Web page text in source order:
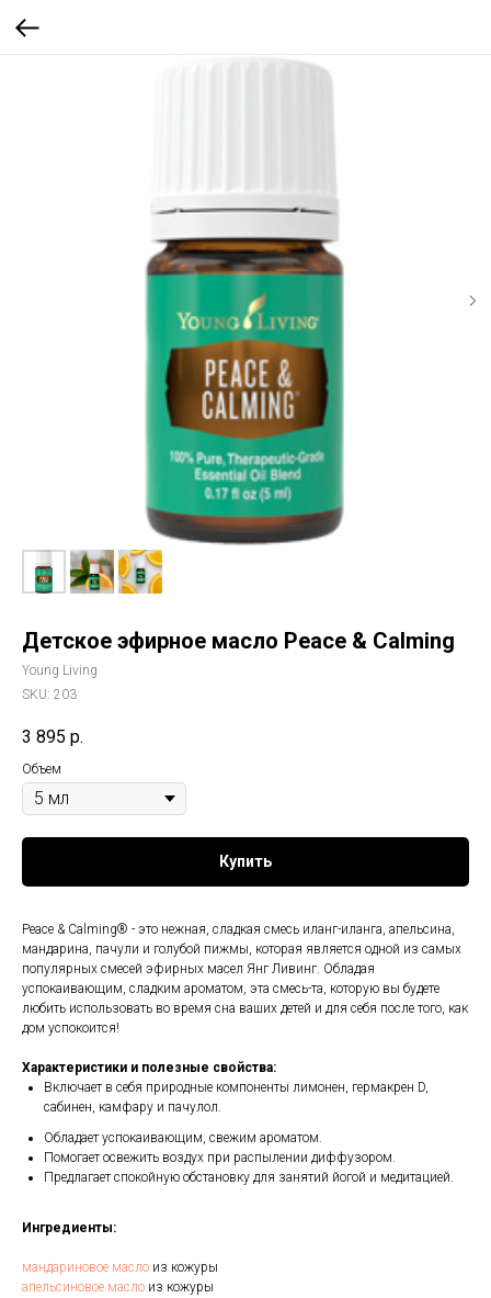
Детское эфирное масло Peace & Calming
Young Living
SKU: 203
3 895 р.
Объем
Купить
Peace & Calming® - это нежная, сладкая смесь иланг-иланга, апельсина,
мандарина, пачули и голубой пижмы, которая является одной из самых
популярных смесей эфирных масел Янг Ливинг. Обладая
успокаивающим, сладким ароматом, эта смесь-та, которую вы будете
любить использовать во время сна ваших детей и для себя после того, как
дом успокоится!
Характеристики и полезные свойства:
Включает в себя природные компоненты лимонен, гермакрен D,
сабинен, камфару и пачулол.
Обладает успокаивающим, свежим ароматом.
Помогает освежить воздух при распылении диффузором.
Предлагает спокойную обстановку для занятий йогой и медитацией.
Ингредиенты:
мандариновое масло из кожуры
апельсиновое масло из кожуры